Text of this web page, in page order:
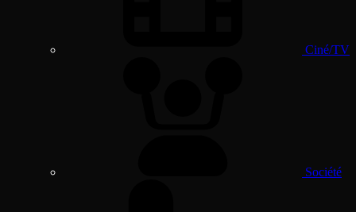
Ciné/TV
Société